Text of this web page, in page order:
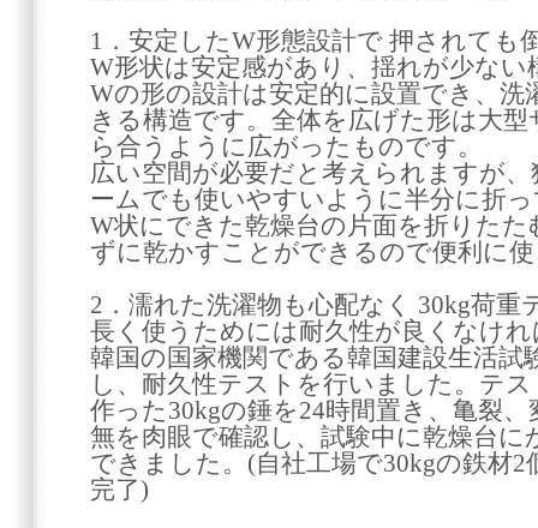
1．安定したW形態設計で 押されても
W形状は安定感があり、揺れが少ない
Wの形の設計は安定的に設置でき、
きる構造です。全体を広げた形は大
ら合うように広がったものです。
広い空間が必要だと考えられますが
ームでも使いやすいように半分に折
W状にできた乾燥台の片面を折りた
ずに乾かすことができるので便利に
2．濡れた洗濯物も心配なく 30kg荷重
長く使うためには耐久性が良くなけ
韓国の国家機関である韓国建設生活試
し、耐久性テストを行いました。テ
作った30kgの錘を24時間置き、亀裂
無を肉眼で確認し、試験中に乾燥台に
できました。(自社工場で30kgの鉄材
完了)